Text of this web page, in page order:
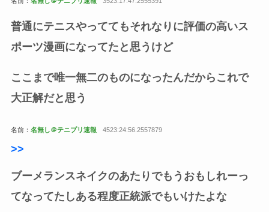
普通にテニスやっててもそれなりに評価の高いス
ポーツ漫画になってたと思うけど
ここまで唯一無二のものになったんだからこれで
大正解だと思う
名前： 名無し＠テニプリ速報 4523:24:56.2557879
>>
ブーメランスネイクのあたりでもうおもしれーっ
てなってたしある程度正統派でもいけたよな